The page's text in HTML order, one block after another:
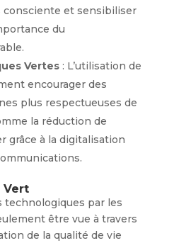
et sensibiliser
du
Vertes: L’utilisation de
encourager des
plus respectueuses de
la réduction de
grâce à la digitalisation
Vert
technologiques par les
être vue à travers
de la qualité de vie